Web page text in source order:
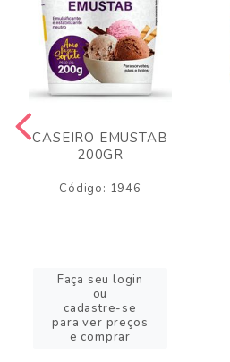
CASEIRO EMUSTAB
200GR
Código: 1946
Faça seu login
ou
cadastre-se
para ver preços
e comprar